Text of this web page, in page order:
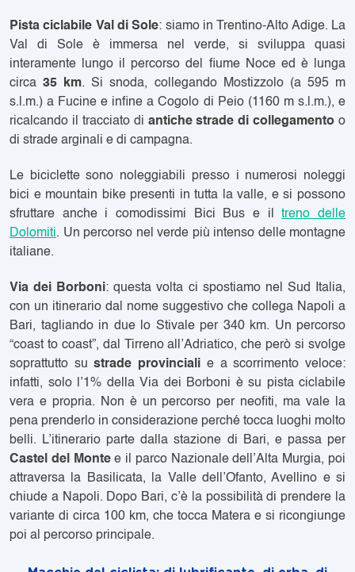
Pista ciclabile Val di Sole: siamo in Trentino-Alto Adige. La
Val di Sole è immersa nel verde, si sviluppa quasi
interamente
lungo il percorso del fiume Noceed è lunga
circa35 km. Si snoda, collegando Mostizzolo (a 595 m
s.l.m.) a Fucine e infine a Cogolo di Peio (1160 m s.l.m.), e
ricalcando il tracciato di antiche strade di collegamento o
di strade arginali e di campagna.
Le biciclette sono noleggiabili presso i numerosi
noleggi
bici e mountain bike presenti in tutta la valle, e si possono
sfruttare anche i comodissimi Bici Bus e iltreno delle
Dolomiti. Un percorso nel verde più intenso delle montagne
italiane.
Via dei Borboni: questa volta ci spostiamo nel Sud Italia,
con un itinerario dal nome suggestivo che collega Napoli a
Bari, tagliando in due lo Stivale per 340 km. Un percorso
“coast to coast”, dal Tirreno all’Adriatico, che però si svolge
soprattutto sustrade provinciali e a scorrimento veloce:
infatti, solo l’1% della Via dei Borboni è su pista ciclabile
vera e propria. Non è un percorso per neofiti, ma vale la
pena prenderlo in considerazione perché tocca luoghi molto
belli. L’itinerario parte dalla stazione di Bari, e passa per
Castel del Montee il parco Nazionale dell’Alta Murgia, poi
attraversa la Basilicata, la Valle dell’Ofanto, Avellino e si
chiude a Napoli. Dopo Bari, c’è la possibilità di prendere la
variante di circa 100 km, che tocca Matera e si ricongiunge
poi al percorso principale.